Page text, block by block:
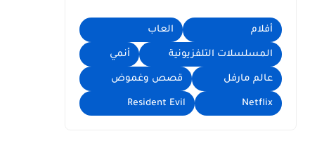
أفلام العاب
المسلسلات التلفزيونية أنمي
عالم مارفل قصص وغموض
Netflix
Resident Evil